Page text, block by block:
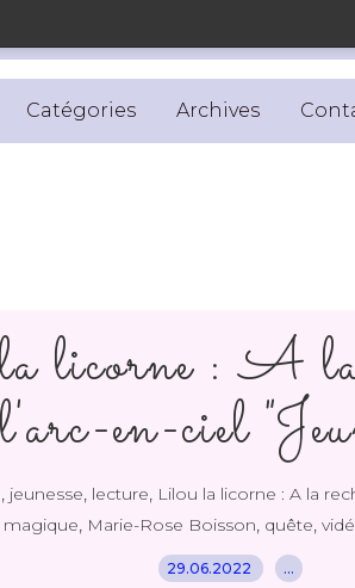
Catégories Archives
licorne : A la
l'arc-en-ciel
, jeunesse, lecture, Lilou la licorne : A la
magique, Marie-Rose Boisson, quête,
29.06.2022 …